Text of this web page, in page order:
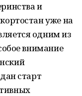
и
уже на
одним из
внимание
старт